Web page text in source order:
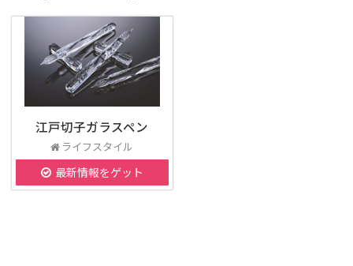
江戸切子ガラスペン
ライフスタイル
最新情報をゲット